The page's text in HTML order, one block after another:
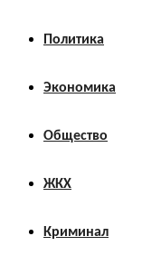
Политика
Экономика
Общество
ЖКХ
Криминал